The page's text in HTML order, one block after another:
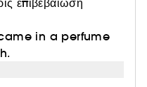
επιβεβαίωση
in a perfume